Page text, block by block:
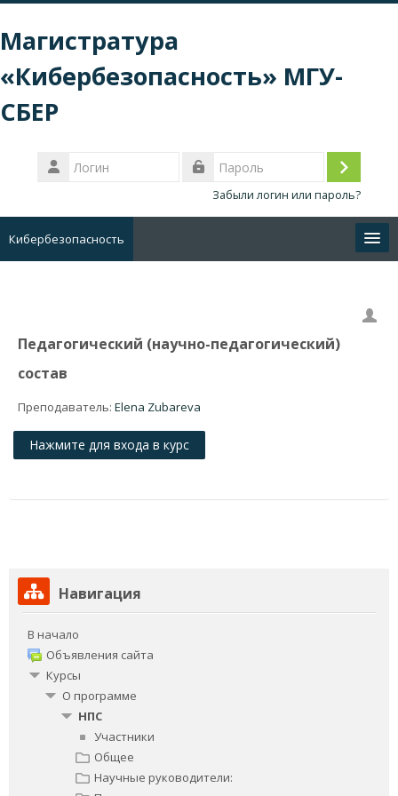
Магистратура
«Кибербезопасность» МГУ-
СБЕР
Логин
Вход
Забыли логин или пароль?
Кибербезопасность
Педагогический (научно-педагогический)
состав
Преподаватель: Elena Zubareva
Нажмите для входа в курс
Пропустить Навигация
Навигация
В начало
Объявления сайта
Курсы
О программе
НПС
Участники
Общее
Научные руководители: